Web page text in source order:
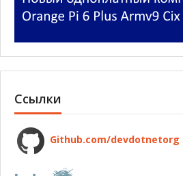
Ссылки
Github.com/devdotnetorg